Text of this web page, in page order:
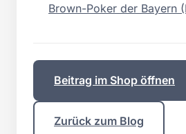
Brown-Poker der Bayern
Beitrag im Shop öffnen
Zurück zum Blog